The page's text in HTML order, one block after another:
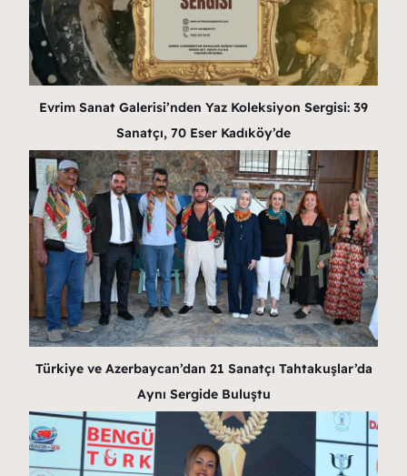
Evrim Sanat Galerisi’nden Yaz Koleksiyon Sergisi: 39
Sanatçı, 70 Eser Kadıköy’de
Türkiye ve Azerbaycan’dan 21 Sanatçı Tahtakuşlar’da
Aynı Sergide Buluştu